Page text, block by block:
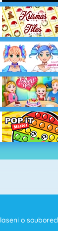
o